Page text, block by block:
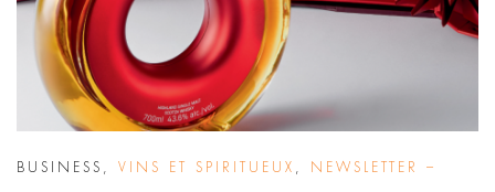
BUSINESS VINS ET SPIRITUEUX NEWSLETTER –